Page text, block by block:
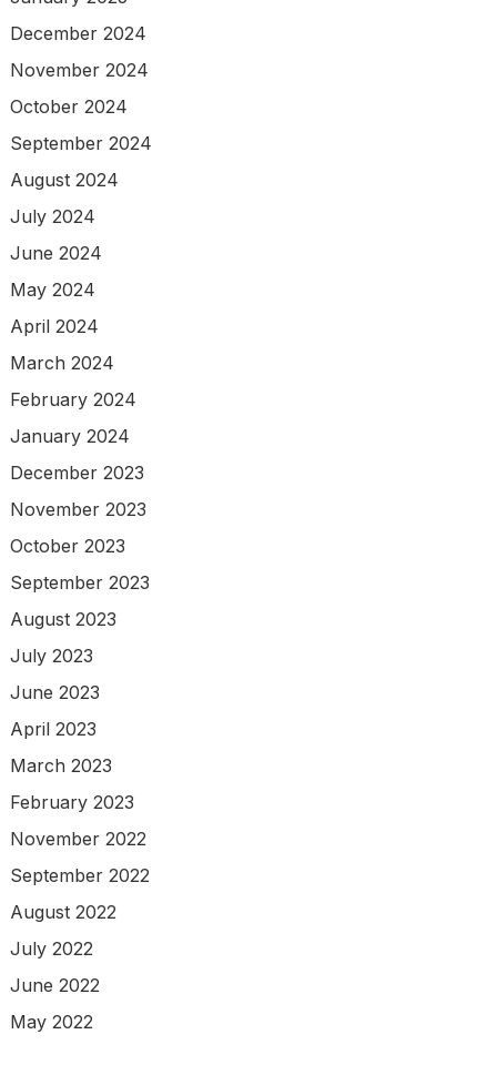
December 2024
November 2024
October 2024
September 2024
August 2024
July 2024
June 2024
May 2024
April 2024
March 2024
February 2024
January 2024
December 2023
November 2023
October 2023
September 2023
August 2023
July 2023
June 2023
April 2023
March 2023
February 2023
November 2022
September 2022
August 2022
July 2022
June 2022
May 2022